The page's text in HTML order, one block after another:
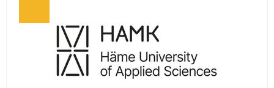
Dlaczego Kastu?
Aktualności